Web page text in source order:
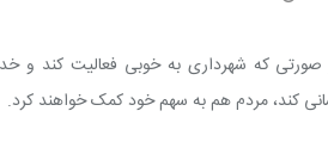
صورتی که شهرداری به خوبی فعالیت کند و
کند، مردم هم به سهم خود کمک خواهند کرد.